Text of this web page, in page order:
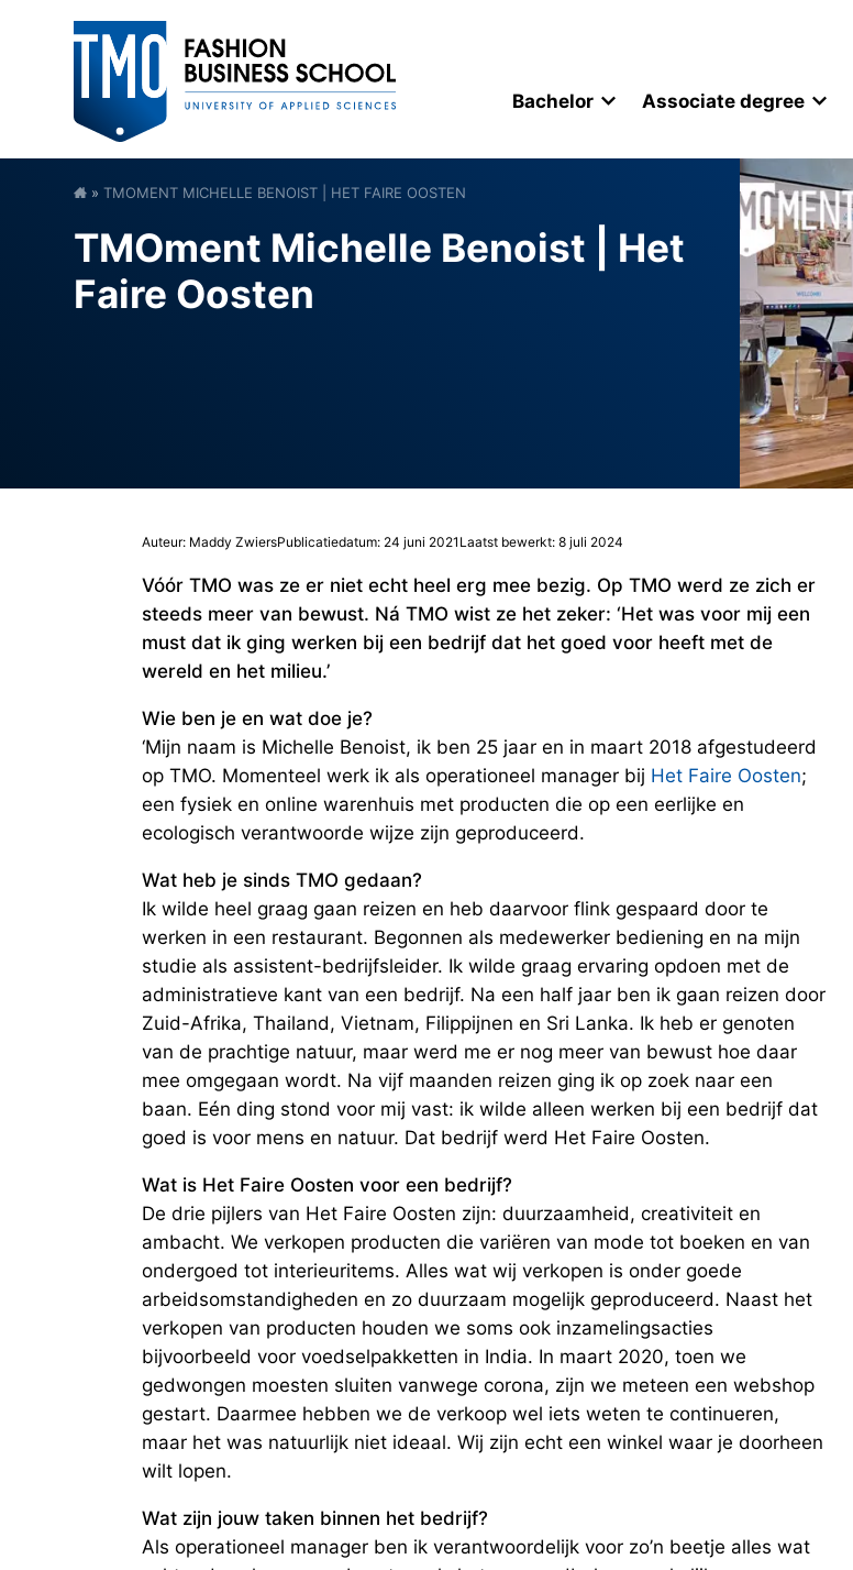
Bachelor Associate degree
»TMOMENT MICHELLE BENOIST | HET FAIRE OOSTEN
TMOment Michelle Benoist | Het
Faire Oosten
Auteur: Maddy ZwiersPublicatiedatum: 24 juni 2021 Laatst bewerkt: 8 juli 2024
Vóór TMO was ze er niet echt heel erg mee bezig. Op TMO werd ze zich er
steeds meer van bewust. Ná TMO wist ze het zeker: ‘Het was voor mij een
must dat ik ging werken bij een bedrijf dat het goed voor heeft met de
wereld en het milieu.’
Wie ben je en wat doe je?
‘Mijn naam is Michelle Benoist, ik ben 25 jaar en in maart 2018 afgestudeerd
op TMO. Momenteel werk ik als operationeel manager bij Het Faire Oosten;
een fysiek en online warenhuis met producten die op een eerlijke en
ecologisch verantwoorde wijze zijn geproduceerd.
Wat heb je sinds TMO gedaan?
Ik wilde heel graag gaan reizen en heb daarvoor flink gespaard door te
werken in een restaurant. Begonnen als medewerker bediening en na mijn
studie als assistent-bedrijfsleider. Ik wilde graag ervaring opdoen met de
administratieve kant van een bedrijf. Na een half jaar ben ik gaan reizen door
Zuid-Afrika, Thailand, Vietnam, Filippijnen en Sri Lanka. Ik heb er genoten
van de prachtige natuur, maar werd me er nog meer van bewust hoe daar
mee omgegaan wordt. Na vijf maanden reizen ging ik op zoek naar een
baan. Eén ding stond voor mij vast: ik wilde alleen werken bij een bedrijf dat
goed is voor mens en natuur. Dat bedrijf werd Het Faire Oosten.
Wat is Het Faire Oosten voor een bedrijf?
De drie pijlers van Het Faire Oosten zijn: duurzaamheid, creativiteit en
ambacht. We verkopen producten die variëren van mode tot boeken en van
ondergoed tot interieuritems. Alles wat wij verkopen is onder goede
arbeidsomstandigheden en zo duurzaam mogelijk geproduceerd. Naast het
verkopen van producten houden we soms ook inzamelingsacties
bijvoorbeeld voor voedselpakketten in India. In maart 2020, toen we
gedwongen moesten sluiten vanwege corona, zijn we meteen een webshop
gestart. Daarmee hebben we de verkoop wel iets weten te continueren,
maar het was natuurlijk niet ideaal. Wij zijn echt een winkel waar je doorheen
wilt lopen.
Wat zijn jouw taken binnen het bedrijf?
Als operationeel manager ben ik verantwoordelijk voor zo’n beetje alles wat